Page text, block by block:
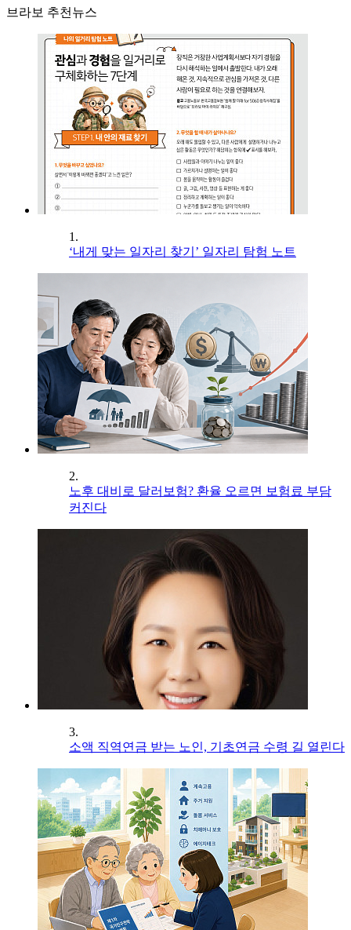
브라보 추천뉴스
1.
‘내게 맞는 일자리 찾기’ 일자리 탐험 노트
2.
노후 대비로 달러보험? 환율 오르면 보험료 부담
커진다
3.
소액 직역연금 받는 노인, 기초연금 수령 길 열린다